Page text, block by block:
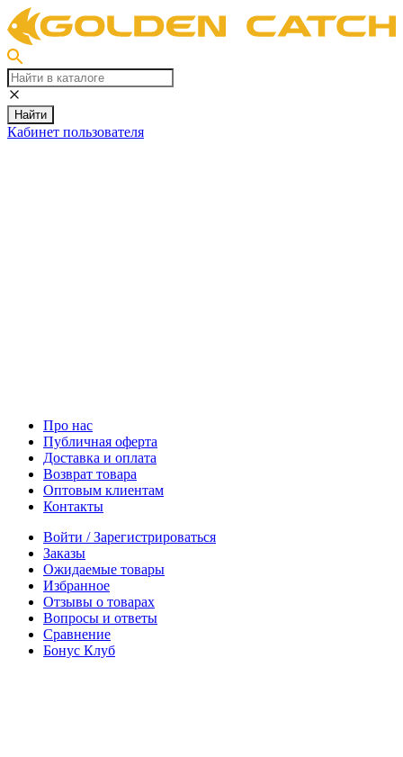
Найти
Кабинет пользователя
Про нас
Публичная оферта
Доставка и оплата
Возврат товара
Оптовым клиентам
Контакты
Войти / Зарегистрироваться
Заказы
Ожидаемые товары
Избранное
Отзывы о товарах
Вопросы и ответы
Сравнение
Бонус Клуб